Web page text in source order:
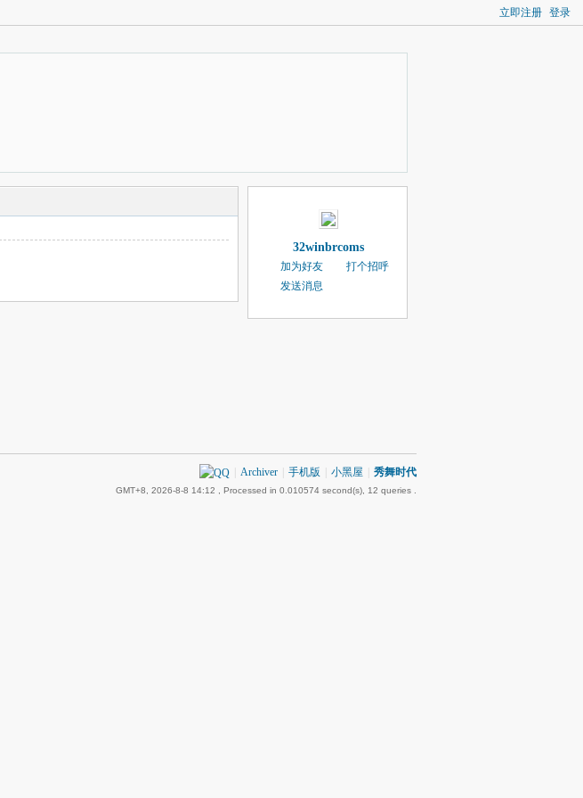
立即注册 登录
32winbrcoms
加为好友
打个招呼
发送消息
Archiver 手机版 小黑屋 秀舞时代
GMT+8, 2026-8-8 14:12 , Processed in 0.010574 second(s), 12 queries .